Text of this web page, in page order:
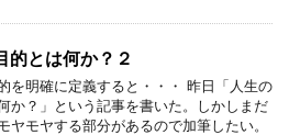
的とは何か？２
を明確に定義すると・・・ 昨日「人生の
か？」という記事を書いた。しかしまだ
ヤモヤする部分があるので加筆したい。